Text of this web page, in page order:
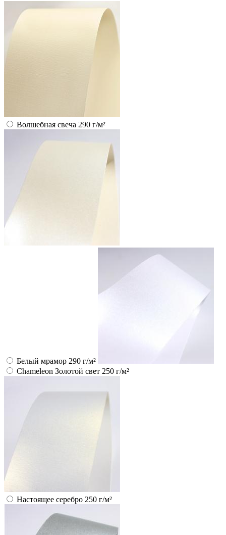
Волшебная свеча 290 г/м²
Белый мрамор 290 г/м²
Chameleon Золотой свет 250 г/м²
Настоящее серебро 250 г/м²